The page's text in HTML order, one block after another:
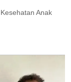
Anak